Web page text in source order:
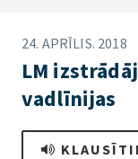
24. APRĪLIS. 2018
LM
vadlīnijas